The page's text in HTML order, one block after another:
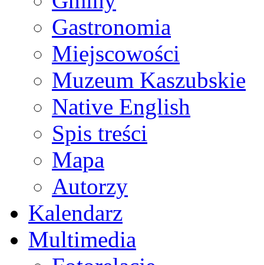
Gastronomia
Miejscowości
Muzeum Kaszubskie
Native English
Spis treści
Mapa
Autorzy
Kalendarz
Multimedia